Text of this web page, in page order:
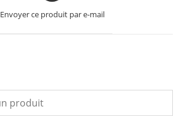
new
Envoyer ce produit par e-mail